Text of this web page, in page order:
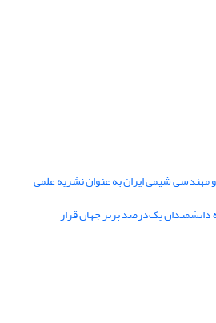
شیمی ایران به عنوان نشریه علمی
دانشمندان یک‌درصد برتر جهان قرار